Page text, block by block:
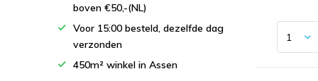
boven €50,-(NL)
Voor 15:00 besteld, dezelfde dag
verzonden
450m² winkel in Assen